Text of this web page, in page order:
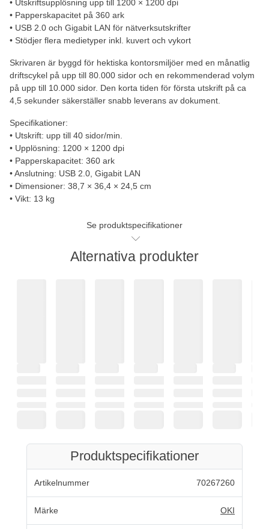
• Utskriftsupplösning upp till 1200 × 1200 dpi
• Papperskapacitet på 360 ark
• USB 2.0 och Gigabit LAN för nätverksutskrifter
• Stödjer flera medietyper inkl. kuvert och vykort
Skrivaren är byggd för hektiska kontorsmiljöer med en månatlig
driftscykel på upp till 80.000 sidor och en rekommenderad volym
på upp till 10.000 sidor. Den korta tiden för första utskrift på ca
4,5 sekunder säkerställer snabb leverans av dokument.
Specifikationer:
• Utskrift: upp till 40 sidor/min.
• Upplösning: 1200 × 1200 dpi
• Papperskapacitet: 360 ark
• Anslutning: USB 2.0, Gigabit LAN
• Dimensioner: 38,7 × 36,4 × 24,5 cm
• Vikt: 13 kg
Se produktspecifikationer
Alternativa produkter
Produktspecifikationer
Artikelnummer 70267260
Märke OKI